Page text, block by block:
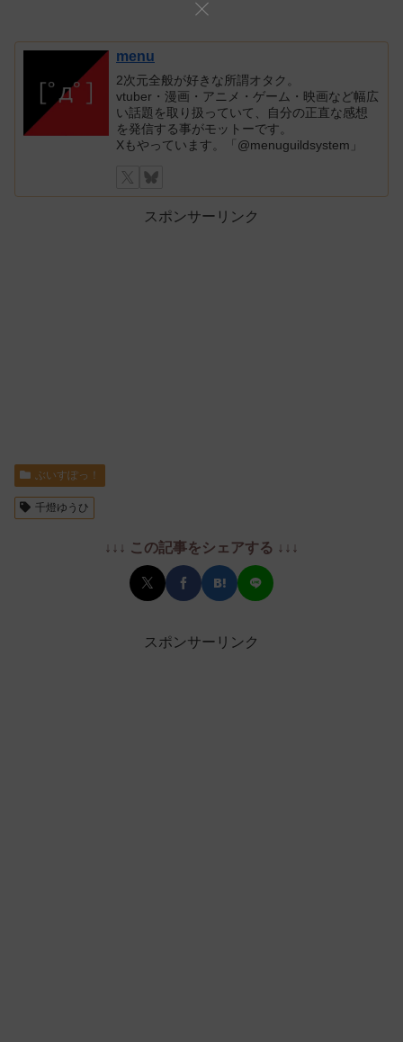
menu
2次元全般が好きな所謂オタク。
vtuber・漫画・アニメ・ゲーム・映画など幅広
い話題を取り扱っていて、自分の正直な感想
を発信する事がモットーです。
Xもやっています。「@menuguildsystem」
スポンサーリンク
ぶいすぽっ！
千燈ゆうひ
↓↓↓ この記事をシェアする ↓↓↓
スポンサーリンク